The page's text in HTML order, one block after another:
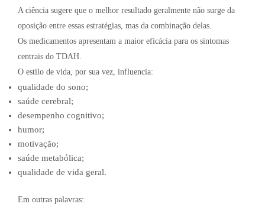
A ciência sugere que o melhor resultado geralmente não surge da
oposição entre essas estratégias, mas da combinação delas.
Os medicamentos apresentam a maior eficácia para os sintomas
centrais do TDAH.
O estilo de vida, por sua vez, influencia:
qualidade do sono;
saúde cerebral;
desempenho cognitivo;
humor;
motivação;
saúde metabólica;
qualidade de vida geral.
Em outras palavras: